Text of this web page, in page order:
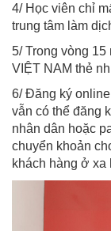
4/ Học viên chỉ
trung tâm làm
5/ Trong vòng 15
VIỆT NAM thẻ
6/ Đăng ký
vẫn có thể đăng
nhân dân hoặc
chuyển khoản
khách hàng ở xa